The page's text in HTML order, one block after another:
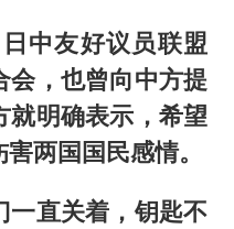
中友好议员联盟
会，也曾向中方提
就明确表示，希望
两国国民感情。
一直关着，钥匙不